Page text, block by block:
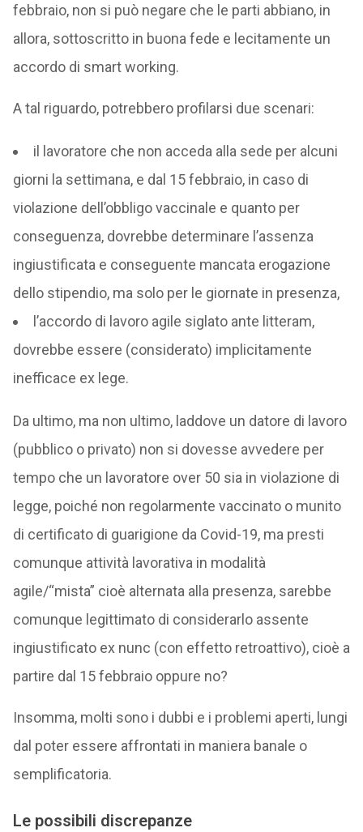
febbraio, non si può negare che le parti abbiano, in
allora, sottoscritto in buona fede e lecitamente un
accordo di smart working.
A tal riguardo, potrebbero profilarsi due scenari:
il lavoratore che non acceda alla sede per alcuni
giorni la settimana, e dal 15 febbraio, in caso di
violazione dell’obbligo vaccinale e quanto per
conseguenza, dovrebbe determinare l’assenza
ingiustificata e conseguente mancata erogazione
dello stipendio, ma solo per le giornate in presenza,
l’accordo di lavoro agile siglato ante litteram,
dovrebbe essere (considerato) implicitamente
inefficace ex lege.
Da ultimo, ma non ultimo, laddove un datore di lavoro
(pubblico o privato) non si dovesse avvedere per
tempo che un lavoratore over 50 sia in violazione di
legge, poiché non regolarmente vaccinato o munito
di certificato di guarigione da Covid-19, ma presti
comunque attività lavorativa in modalità
agile/“mista” cioè alternata alla presenza, sarebbe
comunque legittimato di considerarlo assente
ingiustificato ex nunc (con effetto retroattivo), cioè a
partire dal 15 febbraio oppure no?
Insomma, molti sono i dubbi e i problemi aperti, lungi
dal poter essere affrontati in maniera banale o
semplificatoria.
Le possibili discrepanze